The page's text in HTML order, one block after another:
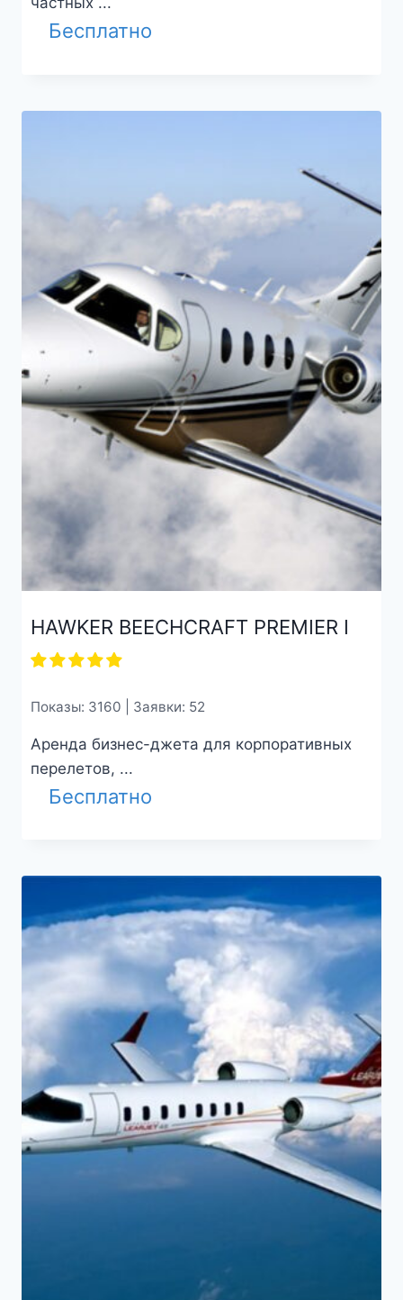
Бесплатно
HAWKER BEECHCRAFT PREMIER I
Показы: 3160 | Заявки: 52
Аренда бизнес-джета для корпоративных
перелетов, ...
Бесплатно